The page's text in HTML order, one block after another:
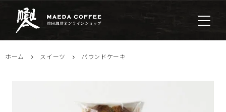
ホーム スイーツ パウンドケーキ